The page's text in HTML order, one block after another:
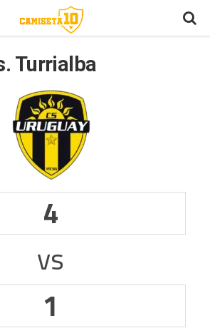
Turrialba
4
vs
1